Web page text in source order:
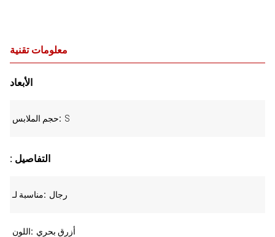
معلومات تقنية
الأبعاد
حجم الملابس S
: التفاصيل
مناسبة لـ رجال
اللون أزرق بحري